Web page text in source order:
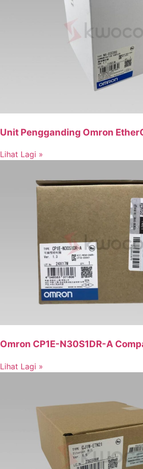
Unit Pengganding Omron
Lihat Lagi »
Omron CP1E-N30S1DR-A
Lihat Lagi »